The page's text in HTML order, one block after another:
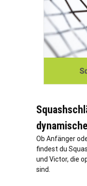
Ob Anfänger
findest du
und Victor, die
sind.